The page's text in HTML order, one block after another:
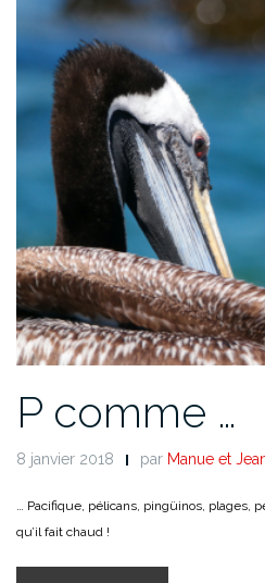
P comme …
8 janvier 2018 par Manue et
… Pacifique, pélicans, pingüinos, plages,
qu’il fait chaud !